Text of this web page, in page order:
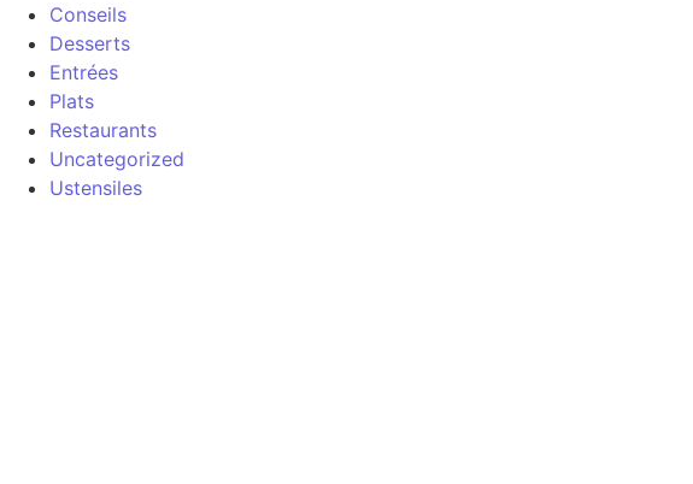
Conseils
Desserts
Entrées
Plats
Restaurants
Uncategorized
Ustensiles